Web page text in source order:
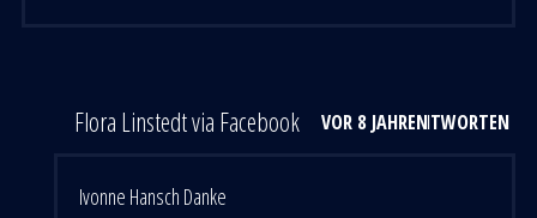
Flora Linstedt via Facebook VOR 8 JAHRENANTWORTEN
Ivonne Hansch Danke